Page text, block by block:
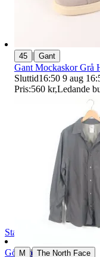
Göteborg,Sverige
45 | Gant
Gant Mockaskor Grå
Sluttid16:50 9 aug
Pris:560 kr,Ledande
M | The North Face